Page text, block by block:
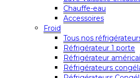
Chauffe-eau
Accessoires
Froid
Tous nos
Réfrigérateur 1 porte
Réfrigérateur
Réfrigérateurs